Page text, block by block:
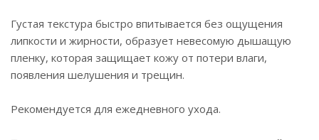
Густая текстура быстро впитывается без ощущения
липкости и жирности, образует невесомую дышащую
пленку, которая защищает кожу от потери влаги,
появления шелушения и трещин.
Рекомендуется для ежедневного ухода.